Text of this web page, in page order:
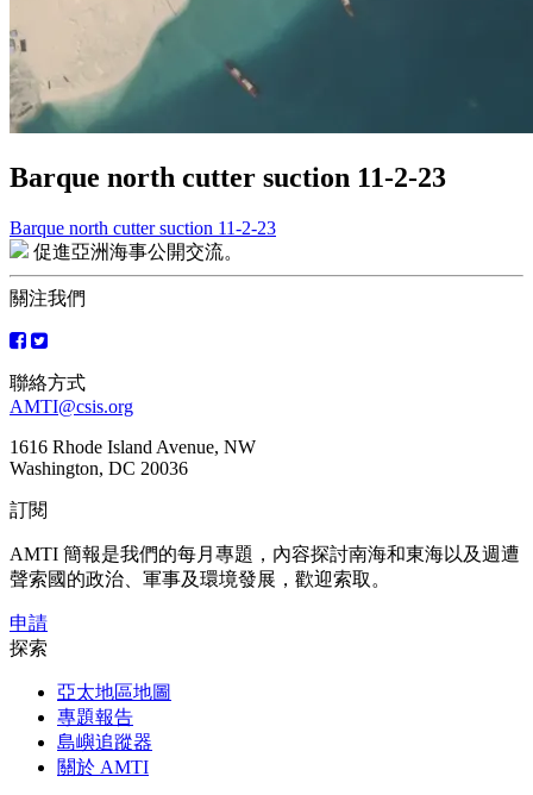
Barque north cutter suction 11-2-23
文
章
導
覽
Barque north cutter suction 11-2-23
促進亞洲海事公開交流。
關注我們
聯絡方式
AMTI@csis.org
1616 Rhode Island Avenue, NW
Washington, DC 20036
訂閱
AMTI 簡報是我們的每月專題，內容探討南海和東海以及週遭
聲索國的政治、軍事及環境發展，歡迎索取。
申請
探索
亞太地區地圖
專題報告
島嶼追蹤器
關於 AMTI